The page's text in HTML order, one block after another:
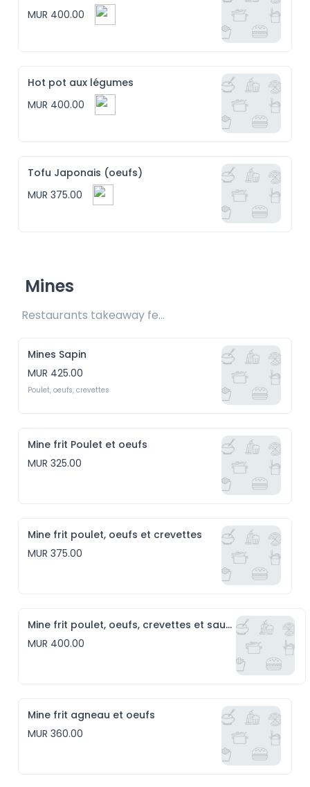
MUR 400.00
Hot pot aux légumes
MUR 400.00
Tofu Japonais (oeufs)
MUR 375.00
Mines
Restaurants takeaway fee Rs25 included
Mines Sapin
MUR 425.00
Poulet, oeufs, crevettes
Mine frit Poulet et oeufs
MUR 325.00
Mine frit poulet, oeufs et crevettes
MUR 375.00
Mine frit poulet, oeufs, crevettes et saucisses
MUR 400.00
Mine frit agneau et oeufs
MUR 360.00